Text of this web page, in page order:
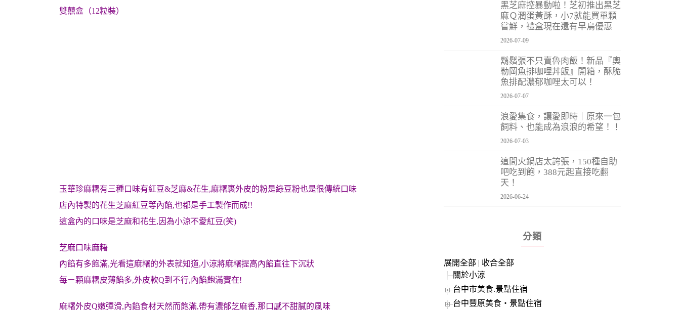
雙囍盒（12粒裝）
玉華珍麻糬有三種口味有紅豆&芝麻&花生,麻糬裹外皮的粉是綠豆粉也是很傳統口味
店內特製的花生芝麻紅豆等內餡,也都是手工製作而成!!
這盒內的口味是芝麻和花生,因為小涼不愛紅豆(笑)
芝麻口味麻糬
內餡有多飽滿,光看這麻糬的外表就知道,小涼將麻糬提高內餡直往下沉狀
每ㄧ顆麻糬皮薄餡多,外皮軟Q到不行,內餡飽滿實在!
麻糬外皮Q嫩彈滑,內餡食材天然而飽滿,帶有濃郁芝麻香,那口感不甜膩的風味
黑芝麻控暴動啦！芝初推出黑芝
麻Ｑ潤蛋黃酥，小7就能買單顆
嘗鮮，禮盒現在還有早鳥優惠
2026-07-09
鬍鬚張不只賣魯肉飯！新品『奧
勒岡魚排咖哩丼飯』開箱，酥脆
魚排配濃郁咖哩太可以！
2026-07-07
浪愛集食，讓愛即時｜原來一包
飼料、也能成為浪浪的希望！！
2026-07-03
這間火鍋店太誇張，150種自助
吧吃到飽，388元起直接吃翻
天！
2026-06-24
分類
展開全部 | 收合全部
關於小涼
台中市美食.景點住宿
台中豐原美食‧景點住宿